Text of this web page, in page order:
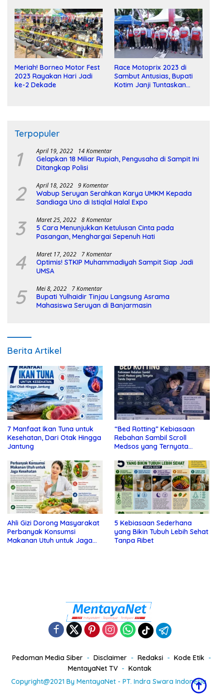
Meriah! Borneo Motor Fest
2023 Rayakan Hari Jadi
ke-2 Dekade
Race Motoprix 2023 di
Sambut Antusias, Bupati
Kotim Janji Tuntaskan
Terpopuler
1 April 19, 2022 14 Komentar
Gelapkan 18 Miliar Rupiah, Pengusaha di Sampit Ini
Ditangkap Polisi
2 April 18, 2022 9 Komentar
Wabup Seruyan Serahkan Karya UMKM Kepada
Sandiaga Uno di Istiqlal Halal Expo
3 Maret 25, 2022 8 Komentar
5 Cara Menunjukkan Ketulusan Cinta pada
Pasangan, Menghargai Sepenuh Hati
4 Maret 17, 2022 7 Komentar
Optimis! STKIP Muhammadiyah Sampit Siap Jadi
UMSA
5 Mei 8, 2022 7 Komentar
Bupati Yulhaidir Tinjau Langsung Asrama
Mahasiswa Seruyan di Banjarmasin
Berita Artikel
7 Manfaat Ikan Tuna untuk
Kesehatan, Dari Otak Hingga
Jantung
“Bed Rotting” Kebiasaan
Rebahan Sambil Scroll
Medsos yang Ternyata
Ahli Gizi Dorong Masyarakat
Perbanyak Konsumsi
Makanan Utuh untuk Jaga
5 Kebiasaan Sederhana
yang Bikin Tubuh Lebih Sehat
Tanpa Ribet
Pedoman Media Siber Disclaimer Redaksi
Kode Etik
MentayaNet TV
Kontak
Copyright@2021 By MentayaNet - PT. Indra Swara Indonesia